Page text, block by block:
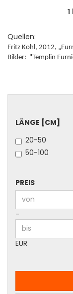
1
Quellen:
Fritz Kohl, 2012,
Bilder: "Templin
LÄNGE
LÄNGE [CM]
20-50
50-100
PREIS
PREIS
Preis bis
-
EUR